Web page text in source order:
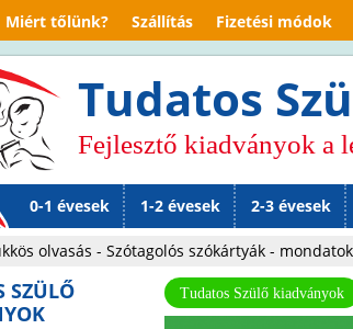
Miért tőlünk? Szállítás Fizetési módok
Tudatos
Fejlesztő kiadványok a
olvasás - Szótagolós szókártyák - mondatok
Tudatos Szülő kiadványok
0-1 évesek 1-2 évesek 2-3 évesek
SZÜLŐ